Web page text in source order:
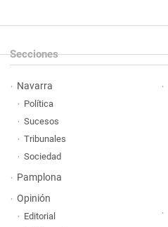
Secciones
Navarra
Política
Sucesos
Tribunales
Sociedad
Pamplona
Opinión
Editorial